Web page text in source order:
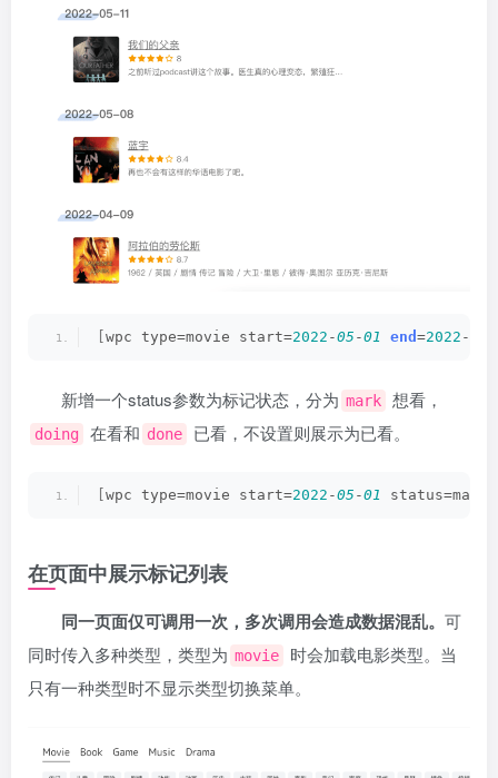
wpc type=movie start=2022 -05 -01 end =2022 -
新增一个status参数为标记状态，分为 mark 想看，
doing 在看和 done 已看，不设置则展示为已看。
wpc type=movie start=2022 -05 -01 status=mark
在页面中展示标记列表
同一页面仅可调用一次，多次调用会造成数据混乱。 可
同时传入多种类型，类型为 movie
时会加载电影类型。当
只有一种类型时不显示类型切换菜单。